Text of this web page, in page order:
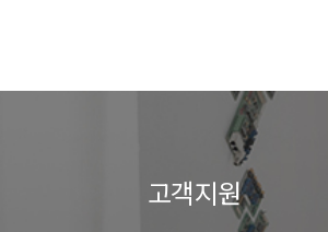
고객지원